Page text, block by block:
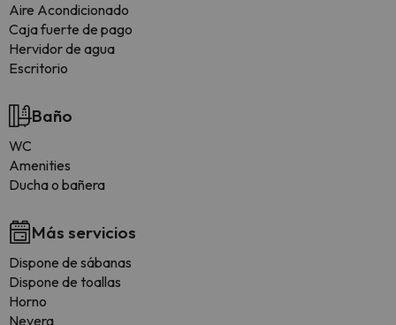
Aire Acondicionado
Caja fuerte de pago
Hervidor de agua
Escritorio
Baño
WC
Amenities
Ducha o bañera
Más servicios
Dispone de sábanas
Dispone de toallas
Horno
Nevera